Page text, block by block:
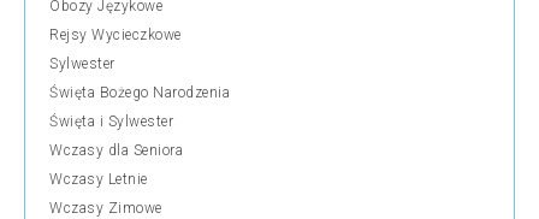
Obozy Językowe
Rejsy Wycieczkowe
Sylwester
Święta Bożego Narodzenia
Święta i Sylwester
Wczasy dla Seniora
Wczasy Letnie
Wczasy Zimowe